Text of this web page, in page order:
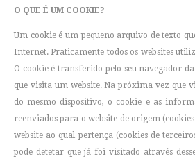
O QUE É UM COOKIE?
Um cookie é um pequeno arquivo de texto
Internet. Praticamente todos os websites
O cookie é transferido pelo seu navegador
que visita um website. Na próxima vez que
do mesmo dispositivo, o cookie e as
reenviados para o website de origem
website ao qual pertença (cookies de
pode detetar que já foi visitado através